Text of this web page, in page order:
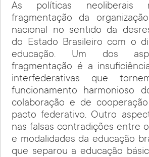
As políticas neoliberais
fragmentação da
nacional no sentido da
do Estado Brasileiro com o
educação. Um dos
fragmentação é a
interfederativas que
funcionamento harmonioso
colaboração e de
pacto federativo. Outro
nas falsas contradições entre
e modalidades da educação
que separou a educação